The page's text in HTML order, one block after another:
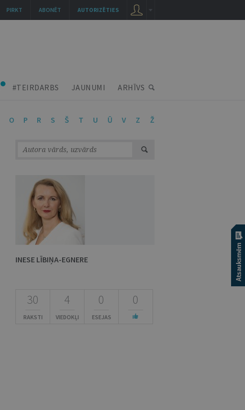
#TEIRDARBS JAUNUMI ARHĪVS
O P R S Š T U Ū V Z Ž
INESE LĪBIŅA-EGNERE
30
RAKSTI
4
VIEDOKĻI
0
ESEJAS
0
AUTORIZĒTIES
ABONĒT
PIRKT